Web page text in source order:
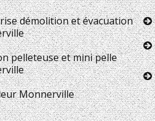
démolition et évacuation
pelleteuse et mini pelle
Monnerville